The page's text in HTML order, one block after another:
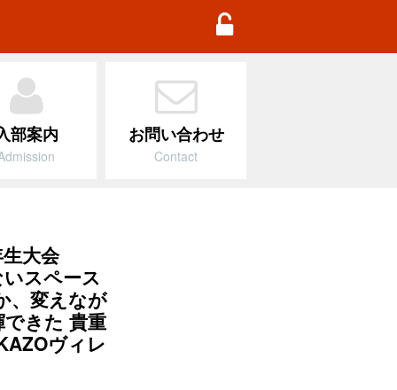
TD Football Academy
部案内 お問い合わせ
Contact
大会
スペース
、変えなが
きた 貴重
ヴィレ